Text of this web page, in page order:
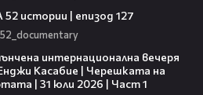
52 истории | епизод 127
интернационална вечеря
Касабие | Черешката на
| 31 юли 2026 | Част 1